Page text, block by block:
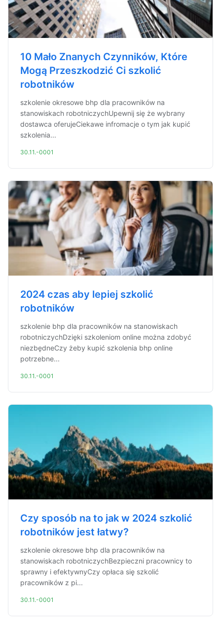
10 Mało Znanych Czynników, Które
Mogą Przeszkodzić Ci szkolić
robotników
szkolenie okresowe bhp dla pracowników na
stanowiskach robotniczychUpewnij się że wybrany
dostawca oferujeCiekawe infromacje o tym jak kupić
szkolenia...
30.11.-0001
2024 czas aby lepiej szkolić
robotników
szkolenie bhp dla pracowników na stanowiskach
robotniczychDzięki szkoleniom online można zdobyć
niezbędneCzy żeby kupić szkolenia bhp online
potrzebne...
30.11.-0001
Czy sposób na to jak w 2024 szkolić
robotników jest łatwy?
szkolenie okresowe bhp dla pracowników na
stanowiskach robotniczychBezpieczni pracownicy to
sprawny i efektywnyCzy opłaca się szkolić
pracowników z pi...
30.11.-0001